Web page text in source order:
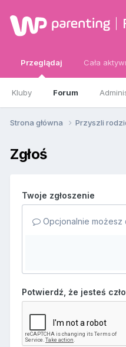
Przeglądaj
Kluby Forum
Cała
Strona główna Przyszli
Zgłoś
Twoje zgłoszenie
Opcjonalnie możesz
Potwierdź, że jesteś